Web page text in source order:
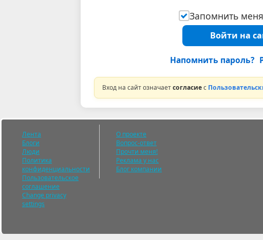
Запомнить
Войти на
Напомнить пароль?
Вход на сайт означаетсогласиес
Лента
Блоги
Люди
Политика
конфиденциальности
Пользовательское
соглашение
Change privacy
settings
О проекте
Вопрос-ответ
Прочти меня!
Реклама у нас
Блог компании